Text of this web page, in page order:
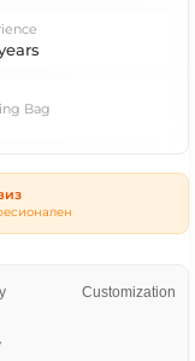
Bag
Customization